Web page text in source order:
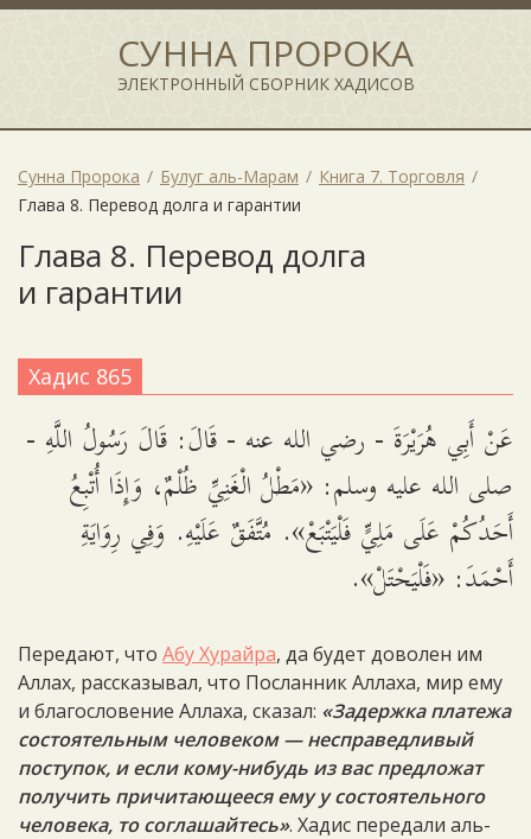
СУННА ПРОРОКА
ЭЛЕКТРОННЫЙ СБОРНИК ХАДИСОВ
Сунна Пророка Булуг аль-Марам
Книга 7. Торговля
Глава 8. Перевод долга и гарантии
Глава 8. Перевод долга
и гарантии
Хадис 865
عَنْ أَبِي هُرَيْرَةَ - رضي الله عنه - قَالَ: قَالَ رَسُولُ اللَّهِ -
صلى الله عليه وسلم: «مَطْلُ الْغَنِيِّ ظُلْمٌ، وَإِذَا أُتْبِعُ
أَحَدُكُمْ عَلَى مَلِيٍّ فَلْيَتْبَعْ». مُتَّفَقٌ عَلَيْهِ. وَفِي رِوَايَةِ
أَحْمَدَ: «فَلْيَحْتَلْ».
Передают, что Абу Хурайра, да будет доволен им
Аллах, рассказывал, что Посланник Аллаха, мир ему
и благословение Аллаха, сказал: «Задержка платежа
состоятельным человеком — несправедливый
поступок, и если кому-нибудь из вас предложат
получить причитающееся ему у состоятельного
человека, то соглашайтесь». Хадис передали аль-